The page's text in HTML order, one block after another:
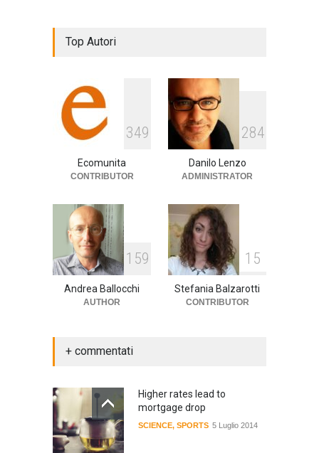
E tu hai paura del buio?
cultura società 1 Aprile 2024
Top Autori
349
Ecomunita
CONTRIBUTOR
284
Danilo Lenzo
ADMINISTRATOR
159
Andrea Ballocchi
AUTHOR
15
Stefania Balzarotti
CONTRIBUTOR
+ commentati
Higher rates lead to
mortgage drop
SCIENCE, SPORTS 5 Luglio 2014